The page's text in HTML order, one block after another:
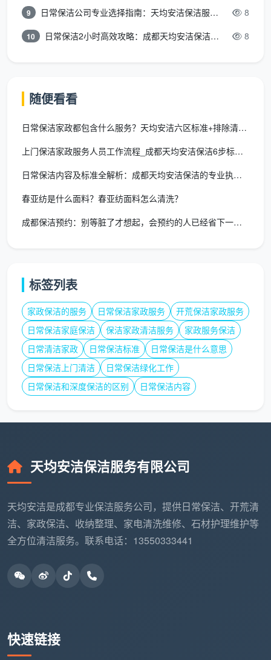
专注日常，更懂成都家庭：作为本地企业，我们深刻
生霉菌、木质家具保养等，能在日常保洁中给予针对
“服务不满意，免费返工”，用制度保障您的消费权
常见问题与长尾需求覆盖
围绕“2小时日常保洁”，用户通常还有以下更深层的
疑问，我们在此一并解答：
2小时日常保洁和深度保洁有什么区别？​ 日常保洁重
仅涉及家电外部表面擦拭。冰箱、空调、洗衣机内部
清洗属于家电深度清洗服务范畴。
可以要求保洁阿姨帮忙整理衣柜吗？​ 日常保洁服务
通常包含“台面物品摆放整齐”，但不包含
收纳、整理大量零碎物品或处理私人物品。
成都天均安洁保洁提供开荒保洁服务吗？​ 是的。除
的需求。
如何预约一次高效的2小时日常保洁？
为了让您的2小时日常保洁体验达到最佳，成都天
均安洁保洁建议您：
提前规划：尽量提前1天预约，以便我们为您匹配最
特殊情况（如养宠物、有婴幼儿）或本次希望重点清
9 日常保洁公司专业选择指南：天均安洁保洁服务全解析 8
10 日常保洁2小时高效攻略：成都天均安洁保洁专业时间管理方案 8
随便看看
日常保洁家政都包含什么服务？天均安洁六区标准+排除清单一文讲
上门保洁家政服务人员工作流程_成都天均安洁保洁6步标准化服务
日常保洁内容及标准全解析：成都天均安洁保洁的专业执行规范
春亚纺是什么面料？春亚纺面料怎么清洗？
成都保洁预约：别等脏了才想起，会预约的人已经省下一半家务时间
标签列表
家政保洁的服务 日常保洁家政服务
开荒保洁家政服务
日常保洁家庭保洁
保洁家政清洁服务
家政服务保洁
日常清洁家政
日常保洁标准
日常保洁是什么意思
日常保洁上门清洁
日常保洁绿化工作
日常保洁和深度保洁的区别
日常保洁内容
天均安洁保洁服务有限公司
天均安洁是成都专业保洁服务公司，提供日常保洁、开荒清
洁、家政保洁、收纳整理、家电清洗维修、石材护理维护等
全方位清洁服务。联系电话：13550333441
快速链接